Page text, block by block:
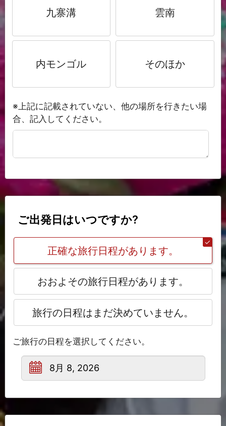
九寨溝 雲南
内モンゴル そのほか
※上記に記載されていない、他の場所を行きたい場
合、記入してください。
ご出発日はいつですか?
正確な旅行日程があります。
おおよその旅行日程があります。
旅行の日程はまだ決めていません。
ご旅行の日程を選択してください。